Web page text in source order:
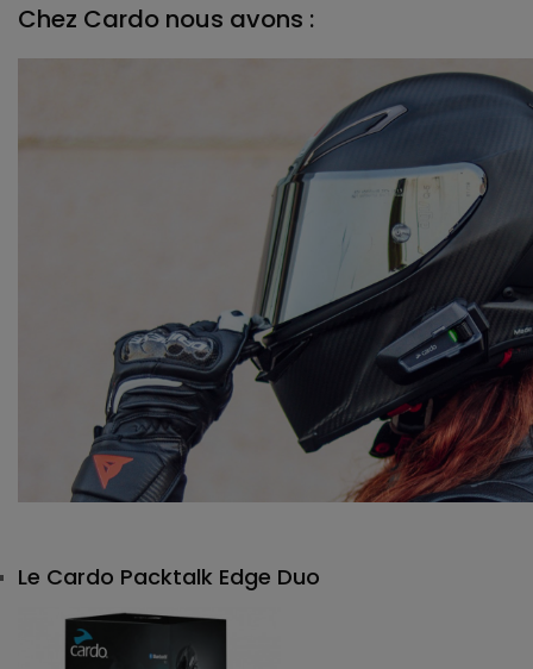
Chez Cardo nous avons :
Le Cardo Packtalk Edge Duo